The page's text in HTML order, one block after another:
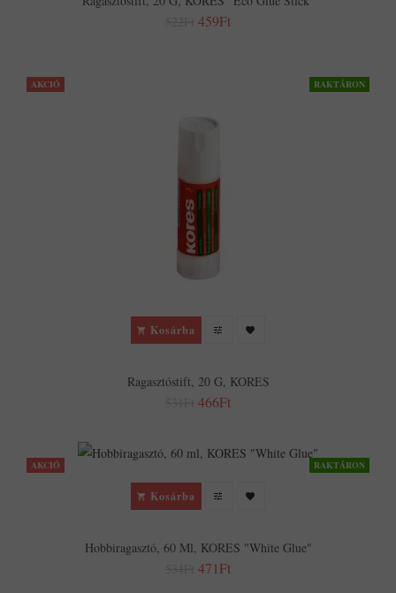
459Ft
AKCIÓ RAKTÁRON
Kosárba
Ragasztóstift, 20 G, KORES
466Ft
AKCIÓ RAKTÁRON
Kosárba
Hobbiragasztó, 60 Ml, KORES "White Glue"
471Ft